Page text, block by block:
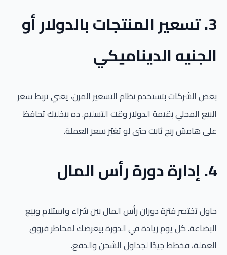
3. تسعير المنتجات بالدولار أو
الجنيه الديناميكي
بعض الشركات بتستخدم نظام التسعير المرن، يعني تربط سعر
البيع المحلي بقيمة الدولار وقت التسليم. ده بيخليك تحافظ
على هامش ربح ثابت حتى لو تغيّر سعر العملة.
4. إدارة دورة رأس المال
حاول تختصر فترة دوران رأس المال بين شراء واستلام وبيع
البضاعة. كل يوم زيادة في الدورة بيعرضك لمخاطر فروق
العملة، فخطط جيدًا لجداول الشحن والدفع.